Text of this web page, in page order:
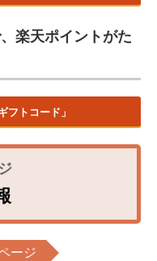
楽天ポイントがた
トコード」
ージ